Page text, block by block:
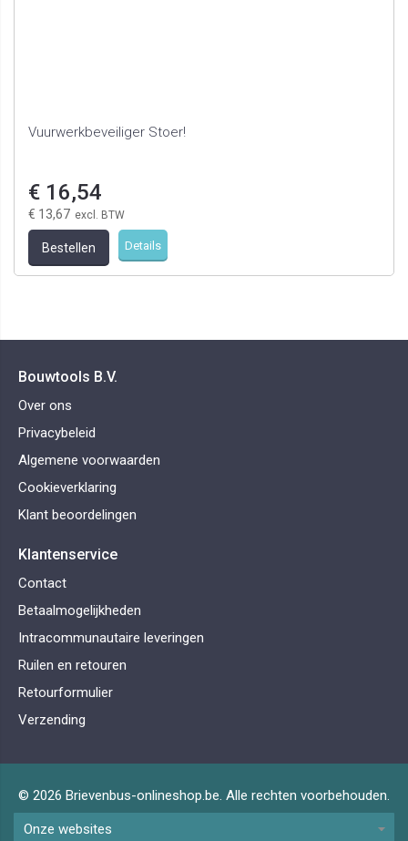
Vuurwerkbeveiliger Stoer!
€ 16,54
€ 13,67
Bestellen Details
Bouwtools B.V.
Over ons
Privacybeleid
Algemene voorwaarden
Cookieverklaring
Klant beoordelingen
Klantenservice
Contact
Betaalmogelijkheden
Intracommunautaire leveringen
Ruilen en retouren
Retourformulier
Verzending
© 2026 Brievenbus-onlineshop.be. Alle rechten voorbehouden.